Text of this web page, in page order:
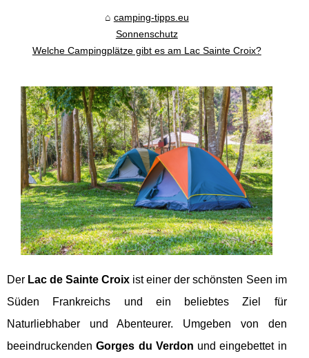
camping-tipps.eu
Sonnenschutz
Welche Campingplätze gibt es am Lac Sainte Croix?
Der Lac de Sainte Croix ist einer der schönsten Seen im
Süden Frankreichs und ein beliebtes Ziel für
Naturliebhaber und Abenteurer. Umgeben von den
beeindruckendenGorges du Verdon und eingebettet in